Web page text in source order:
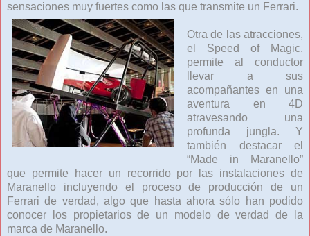
sensaciones muy fuertes como las que transmite un Ferrari.
Otra de las atracciones,
el Speed of Magic,
permite al conductor
llevar a sus
acompañantes en una
aventura en 4D
atravesando una
profunda jungla. Y
también destacar el
“Made in Maranello”
que permite hacer un recorrido por las instalaciones de
Maranello incluyendo el proceso de producción de un
Ferrari de verdad, algo que hasta ahora sólo han podido
conocer los propietarios de un modelo de verdad de la
marca de Maranello.